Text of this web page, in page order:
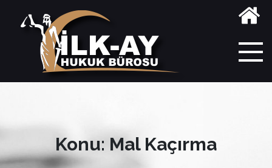
Konu: Mal Kaçırma